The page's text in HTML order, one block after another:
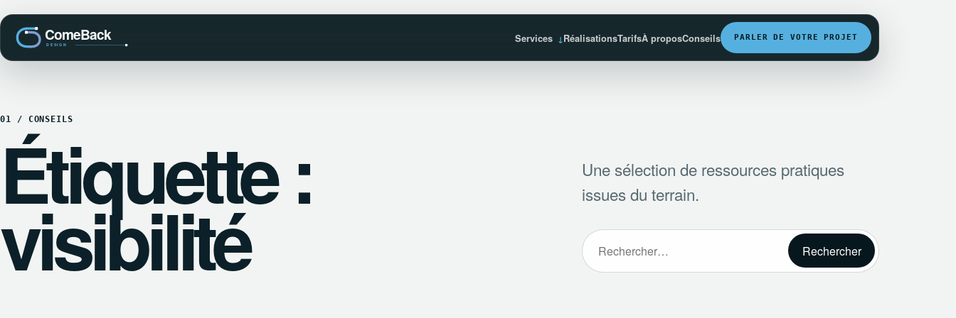
Services RéalisationsTarifsÀ proposConseils PARLER DE VOTRE PROJET
01 / CONSEILS
Étiquette :
visibilité
Une sélection de ressources pratiques
issues du terrain.
Rechercher :